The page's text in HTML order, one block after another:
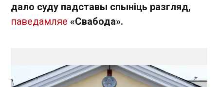
дало суду падставы спыніць разгляд,
паведамляе «Свабода».